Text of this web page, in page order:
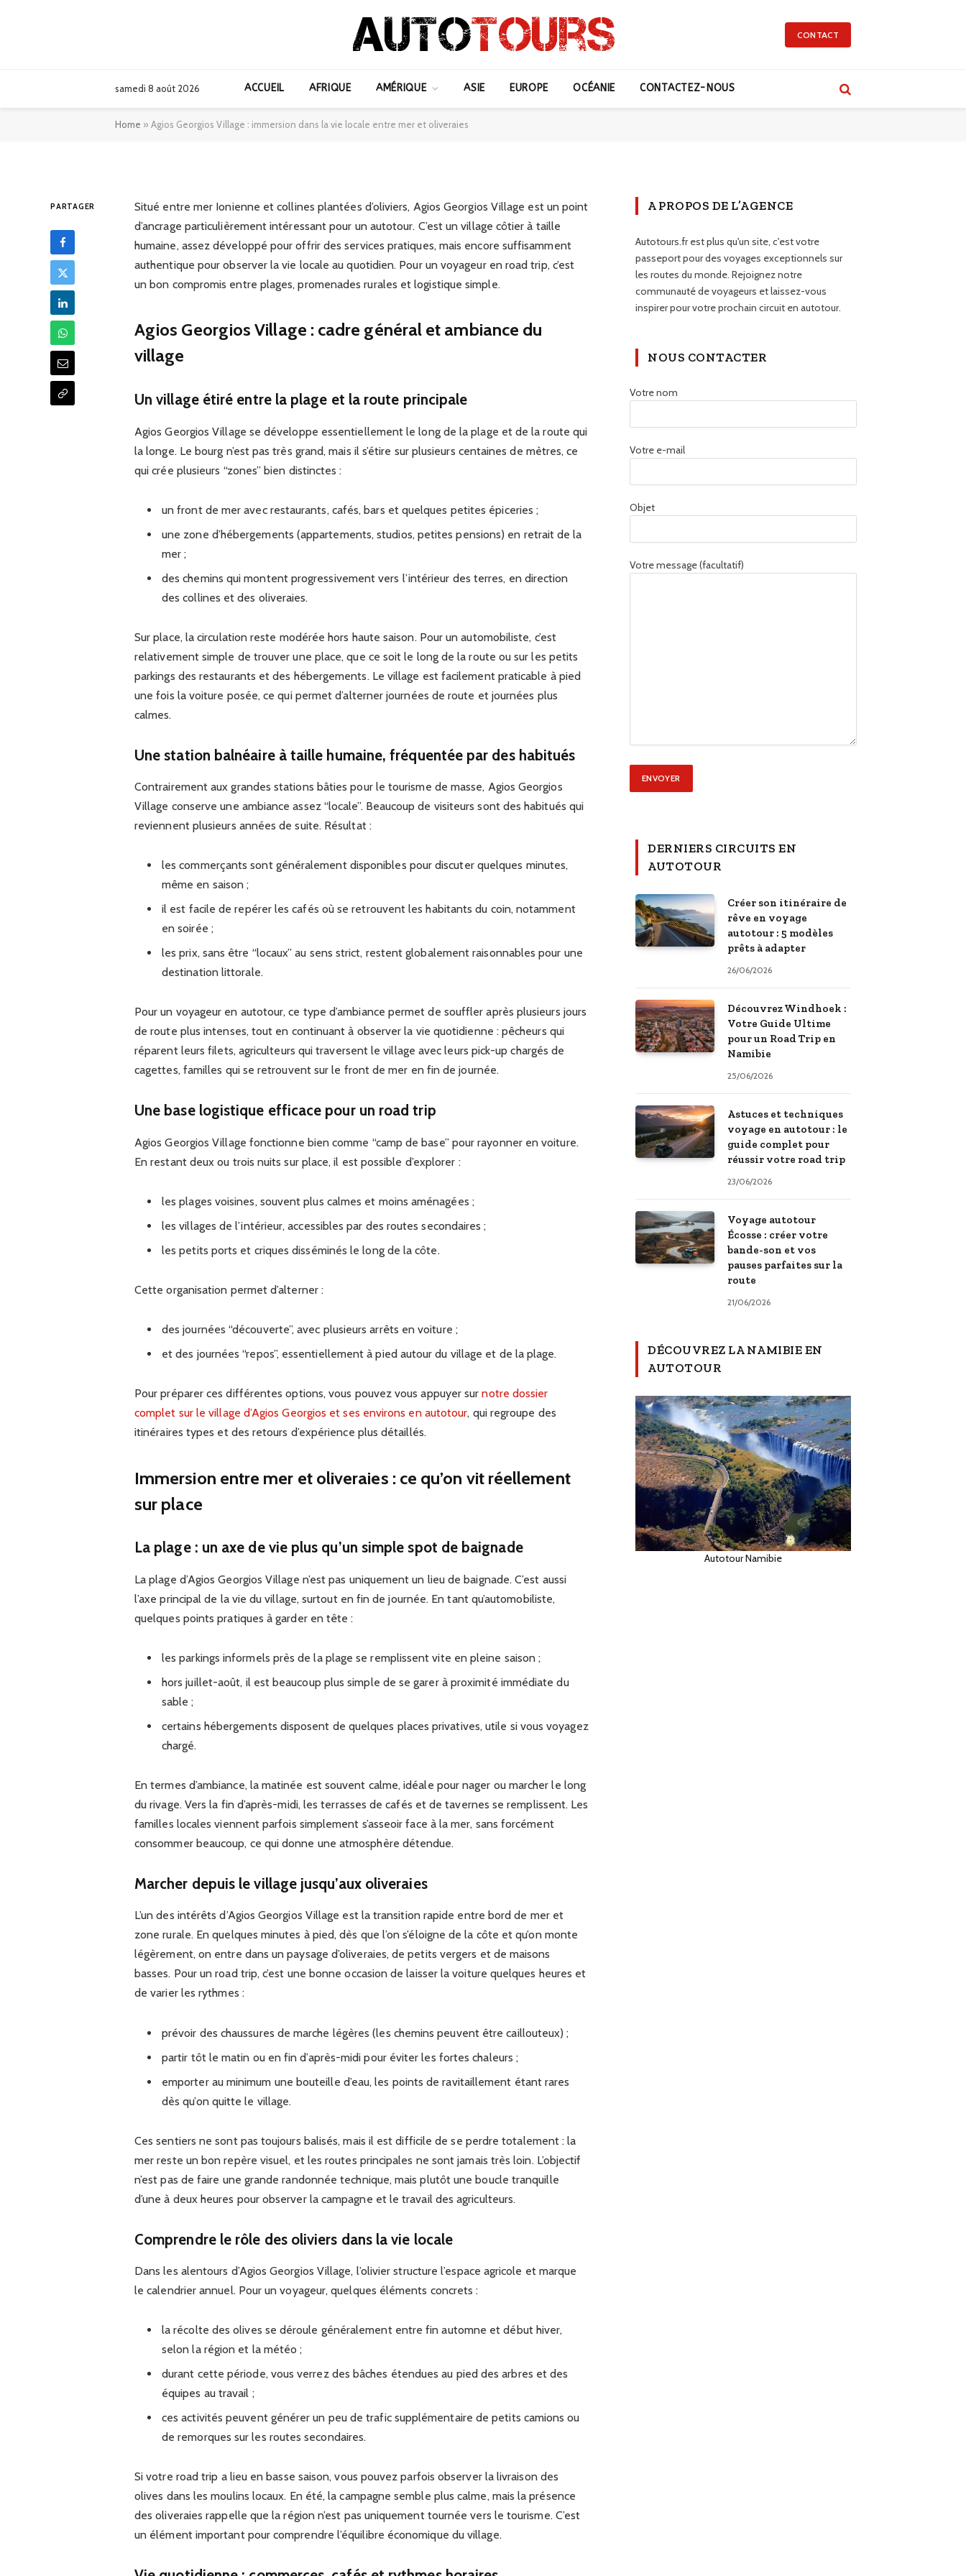
CONTACT
samedi 8 août 2026 ACCUEIL AFRIQUE AMÉRIQUE ASIE EUROPE OCÉANIE CONTACTEZ-NOUS
Home » Agios Georgios Village : immersion dans la vie locale entre mer et oliveraies
PARTAGER
Situé entre mer Ionienne et collines plantées d’oliviers, Agios Georgios Village est un point
d’ancrage particulièrement intéressant pour un autotour. C’est un village côtier à taille
humaine, assez développé pour offrir des services pratiques, mais encore suffisamment
authentique pour observer la vie locale au quotidien. Pour un voyageur en road trip, c’est
un bon compromis entre plages, promenades rurales et logistique simple.
Agios Georgios Village : cadre général et ambiance du
village
Un village étiré entre la plage et la route principale
Agios Georgios Village se développe essentiellement le long de la plage et de la route qui
la longe. Le bourg n’est pas très grand, mais il s’étire sur plusieurs centaines de mètres, ce
qui crée plusieurs “zones” bien distinctes :
un front de mer avec restaurants, cafés, bars et quelques petites épiceries ;
une zone d’hébergements (appartements, studios, petites pensions) en retrait de la
mer ;
des chemins qui montent progressivement vers l’intérieur des terres, en direction
des collines et des oliveraies.
Sur place, la circulation reste modérée hors haute saison. Pour un automobiliste, c’est
relativement simple de trouver une place, que ce soit le long de la route ou sur les petits
parkings des restaurants et des hébergements. Le village est facilement praticable à pied
une fois la voiture posée, ce qui permet d’alterner journées de route et journées plus
calmes.
Une station balnéaire à taille humaine, fréquentée par des habitués
Contrairement aux grandes stations bâties pour le tourisme de masse, Agios Georgios
Village conserve une ambiance assez “locale”. Beaucoup de visiteurs sont des habitués qui
reviennent plusieurs années de suite. Résultat :
les commerçants sont généralement disponibles pour discuter quelques minutes,
même en saison ;
il est facile de repérer les cafés où se retrouvent les habitants du coin, notamment
en soirée ;
les prix, sans être “locaux” au sens strict, restent globalement raisonnables pour une
destination littorale.
Pour un voyageur en autotour, ce type d’ambiance permet de souffler après plusieurs jours
de route plus intenses, tout en continuant à observer la vie quotidienne : pêcheurs qui
réparent leurs filets, agriculteurs qui traversent le village avec leurs pick-up chargés de
cagettes, familles qui se retrouvent sur le front de mer en fin de journée.
Une base logistique efficace pour un road trip
Agios Georgios Village fonctionne bien comme “camp de base” pour rayonner en voiture.
En restant deux ou trois nuits sur place, il est possible d’explorer :
les plages voisines, souvent plus calmes et moins aménagées ;
les villages de l’intérieur, accessibles par des routes secondaires ;
les petits ports et criques disséminés le long de la côte.
Cette organisation permet d’alterner :
des journées “découverte”, avec plusieurs arrêts en voiture ;
et des journées “repos”, essentiellement à pied autour du village et de la plage.
Pour préparer ces différentes options, vous pouvez vous appuyer surnotre dossier
complet sur le village d’Agios Georgios et ses environs en autotour, qui regroupe des
itinéraires types et des retours d’expérience plus détaillés.
Immersion entre mer et oliveraies : ce qu’on vit réellement
sur place
La plage : un axe de vie plus qu’un simple spot de baignade
La plage d’Agios Georgios Village n’est pas uniquement un lieu de baignade. C’est aussi
l’axe principal de la vie du village, surtout en fin de journée. En tant qu’automobiliste,
quelques points pratiques à garder en tête :
les parkings informels près de la plage se remplissent vite en pleine saison ;
hors juillet-août, il est beaucoup plus simple de se garer à proximité immédiate du
sable ;
certains hébergements disposent de quelques places privatives, utile si vous voyagez
chargé.
En termes d’ambiance, la matinée est souvent calme, idéale pour nager ou marcher le long
du rivage. Vers la fin d’après-midi, les terrasses de cafés et de tavernes se remplissent. Les
familles locales viennent parfois simplement s’asseoir face à la mer, sans forcément
consommer beaucoup, ce qui donne une atmosphère détendue.
Marcher depuis le village jusqu’aux oliveraies
L’un des intérêts d’Agios Georgios Village est la transition rapide entre bord de mer et
zone rurale. En quelques minutes à pied, dès que l’on s’éloigne de la côte et qu’on monte
légèrement, on entre dans un paysage d’oliveraies, de petits vergers et de maisons
basses. Pour un road trip, c’est une bonne occasion de laisser la voiture quelques heures et
de varier les rythmes :
prévoir des chaussures de marche légères (les chemins peuvent être caillouteux) ;
partir tôt le matin ou en fin d’après-midi pour éviter les fortes chaleurs ;
emporter au minimum une bouteille d’eau, les points de ravitaillement étant rares
dès qu’on quitte le village.
Ces sentiers ne sont pas toujours balisés, mais il est difficile de se perdre totalement : la
mer reste un bon repère visuel, et les routes principales ne sont jamais très loin. L’objectif
n’est pas de faire une grande randonnée technique, mais plutôt une boucle tranquille
d’une à deux heures pour observer la campagne et le travail des agriculteurs.
Comprendre le rôle des oliviers dans la vie locale
Dans les alentours d’Agios Georgios Village, l’olivier structure l’espace agricole et marque
le calendrier annuel. Pour un voyageur, quelques éléments concrets :
la récolte des olives se déroule généralement entre fin automne et début hiver,
selon la région et la météo ;
durant cette période, vous verrez des bâches étendues au pied des arbres et des
équipes au travail ;
ces activités peuvent générer un peu de trafic supplémentaire de petits camions ou
de remorques sur les routes secondaires.
Si votre road trip a lieu en basse saison, vous pouvez parfois observer la livraison des
olives dans les moulins locaux. En été, la campagne semble plus calme, mais la présence
des oliveraies rappelle que la région n’est pas uniquement tournée vers le tourisme. C’est
un élément important pour comprendre l’équilibre économique du village.
A PROPOS DE L’AGENCE
Autotours.fr est plus qu'un site, c'est votre
passeport pour des voyages exceptionnels sur
les routes du monde. Rejoignez notre
communauté de voyageurs et laissez-vous
inspirer pour votre prochain circuit en autotour.
NOUS CONTACTER
Votre nom
Votre e-mail
Objet
Votre message (facultatif)
DERNIERS CIRCUITS EN
AUTOTOUR
Créer son itinéraire de
rêve en voyage
autotour : 5 modèles
prêts à adapter
26/06/2026
Découvrez Windhoek :
Votre Guide Ultime
pour un Road Trip en
Namibie
25/06/2026
Astuces et techniques
voyage en autotour : le
guide complet pour
réussir votre road trip
23/06/2026
Voyage autotour
Écosse : créer votre
bande-son et vos
pauses parfaites sur la
route
21/06/2026
DÉCOUVREZ LA NAMIBIE EN
AUTOTOUR
Autotour Namibie